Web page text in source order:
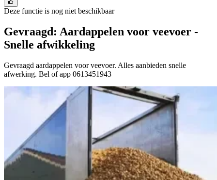
Deze functie is nog niet beschikbaar
Gevraagd: Aardappelen voor veevoer -
Snelle afwikkeling
Gevraagd aardappelen voor veevoer. Alles aanbieden snelle
afwerking. Bel of app 0613451943